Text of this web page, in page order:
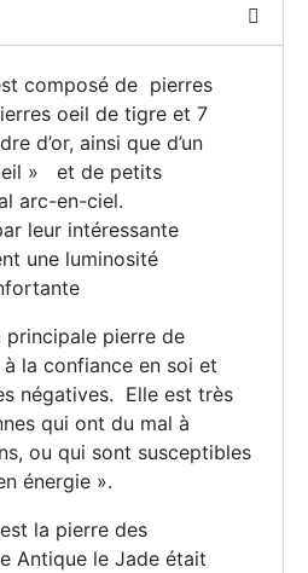
composé de pierres
oeil de tigre et 7
d’or, ainsi que d’un
» et de petits
arc-en-ciel.
leur intéressante
une luminosité
principale pierre de
la confiance en soi et
négatives. Elle est très
qui ont du mal à
ou qui sont susceptibles
énergie ».
la pierre des
Antique le Jade était